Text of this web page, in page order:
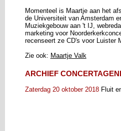
Momenteel is Maartje aan het
de Universiteit van Amsterdam
Muziekgebouw aan 't IJ,
marketing voor
recenseert ze CD's voor Luister
Zie ook: Maartje Valk
ARCHIEF
Zaterdag 20 oktober 2018Fluit